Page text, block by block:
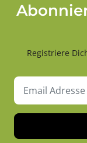
Registriere